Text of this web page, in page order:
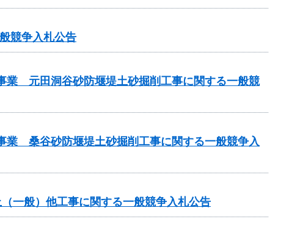
競争入札公告
元田洞谷砂防堰堤土砂掘削工事に関する一般競
桑谷砂防堰堤土砂掘削工事に関する一般競争入
一般）他工事に関する一般競争入札公告